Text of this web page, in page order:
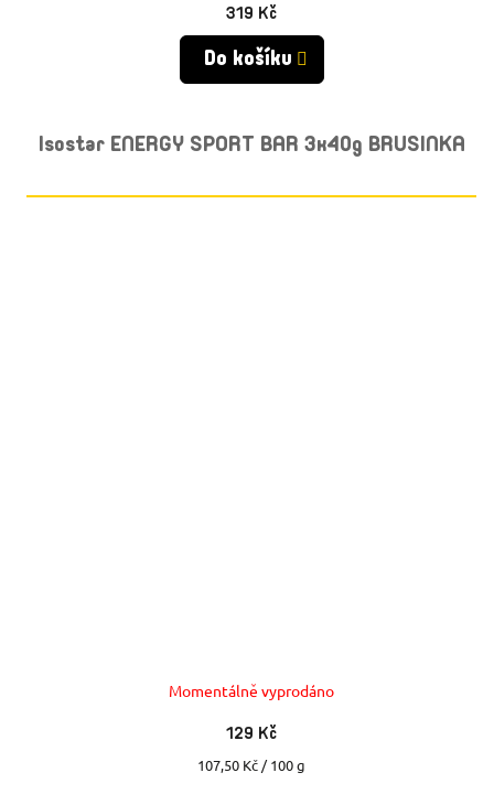
319 Kč
Do košíku
Isostar ENERGY SPORT BAR 3x40g BRUSINKA
Momentálně vyprodáno
129 Kč
Měrná
107,50 Kč / 100 g